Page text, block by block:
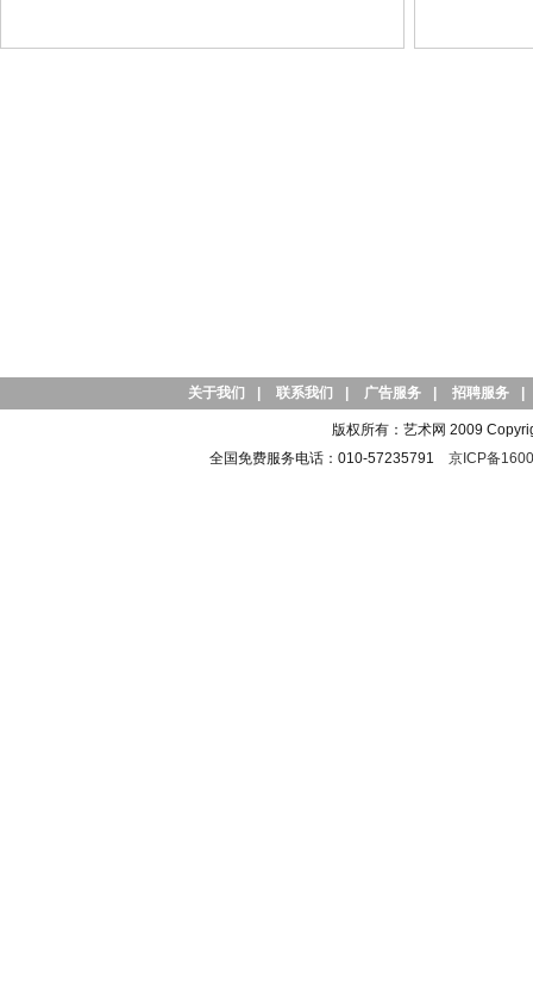
关于我们 联系我们 广告服务 招聘服务
版权所有：艺术网 2009
全国免费服务电话：010-57235791 京ICP备